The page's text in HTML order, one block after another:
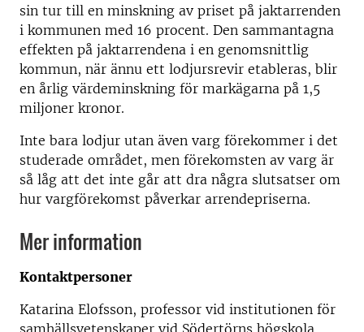
sin tur till en minskning av priset på jaktarrenden
i kommunen med 16 procent. Den sammantagna
effekten på jaktarrendena i en genomsnittlig
kommun, när ännu ett lodjursrevir etableras, blir
en årlig värdeminskning för markägarna på 1,5
miljoner kronor.
Inte bara lodjur utan även varg förekommer i det
studerade området, men förekomsten av varg är
så låg att det inte går att dra några slutsatser om
hur vargförekomst påverkar arrendepriserna.
Mer information
Kontaktpersoner
Katarina Elofsson, professor vid institutionen för
samhällsvetenskaper vid Södertörns högskola,